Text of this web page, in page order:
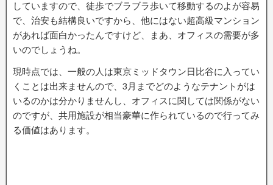
していますので、徒歩でブラブラ歩いて移動するのよが容易
で、治安も結構良いですから、他にはない超高級マンション
があれば面白かったんですけど、まあ、オフィスの需要が多
いのでしょうね。
現時点では、一般の人は東京ミッドタウン日比谷に入ってい
くことは出来ませんので、3月までどのようなテナントがは
いるのかは分かりませんし、オフィスに関しては関係がない
のですが、共用施設が相当豪華に作られているので行ってみ
る価値はあります。